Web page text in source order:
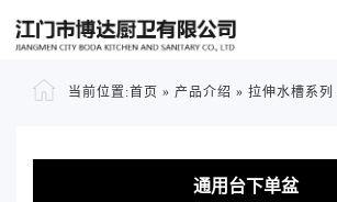
当前位置:首页 » 产品介绍 » 拉伸水槽系列
通用台下单盆